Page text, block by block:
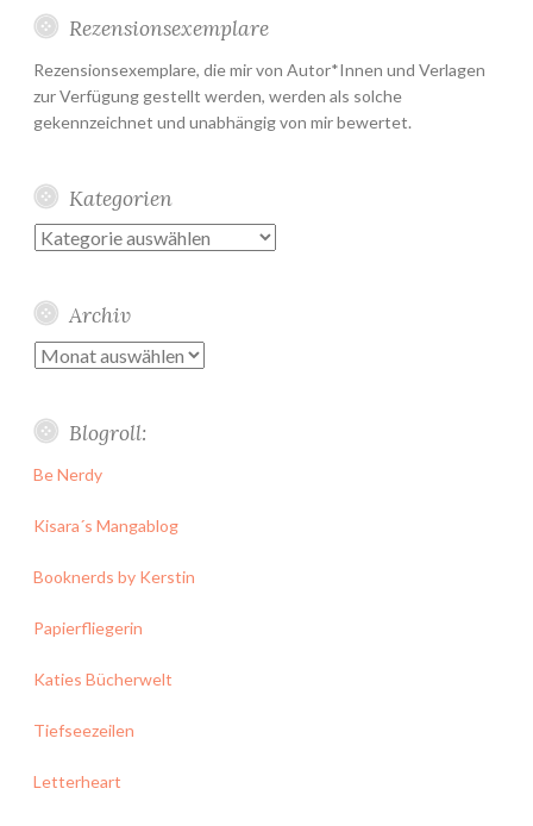
Rezensionsexemplare
Rezensionsexemplare, die mir von Autor*Innen und Verlagen
zur Verfügung gestellt werden, werden als solche
gekennzeichnet und unabhängig von mir bewertet.
Kategorien
Kategorien
Archiv
Archiv
Blogroll:
Be Nerdy
Kisara´s Mangablog
Booknerds by Kerstin
Papierfliegerin
Katies Bücherwelt
Tiefseezeilen
Letterheart